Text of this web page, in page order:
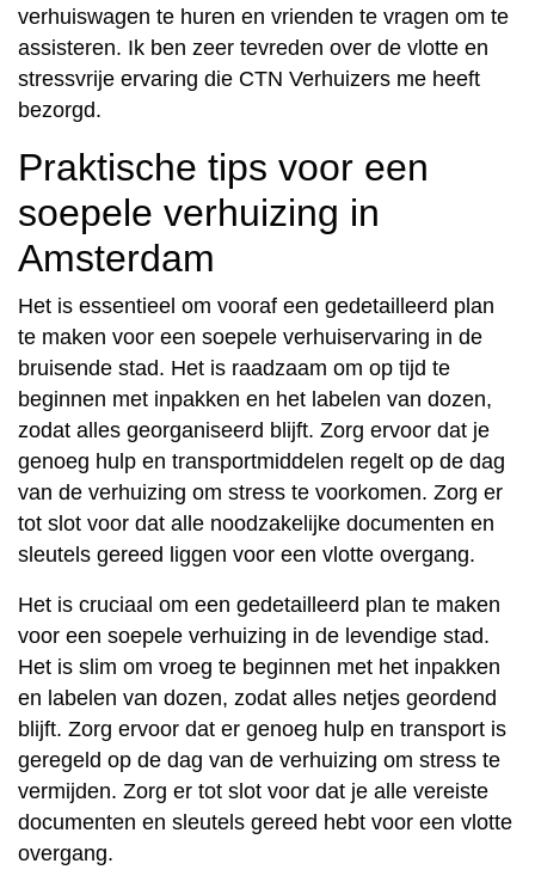
verhuiswagen te huren en vrienden te vragen om te
assisteren. Ik ben zeer tevreden over de vlotte en
stressvrije ervaring die CTN Verhuizers me heeft
bezorgd.
Praktische tips voor een
soepele verhuizing in
Amsterdam
Het is essentieel om vooraf een gedetailleerd plan
te maken voor een soepele verhuiservaring in de
bruisende stad. Het is raadzaam om op tijd te
beginnen met inpakken en het labelen van dozen,
zodat alles georganiseerd blijft. Zorg ervoor dat je
genoeg hulp en transportmiddelen regelt op de dag
van de verhuizing om stress te voorkomen. Zorg er
tot slot voor dat alle noodzakelijke documenten en
sleutels gereed liggen voor een vlotte overgang.
Het is cruciaal om een gedetailleerd plan te maken
voor een soepele verhuizing in de levendige stad.
Het is slim om vroeg te beginnen met het inpakken
en labelen van dozen, zodat alles netjes geordend
blijft. Zorg ervoor dat er genoeg hulp en transport is
geregeld op de dag van de verhuizing om stress te
vermijden. Zorg er tot slot voor dat je alle vereiste
documenten en sleutels gereed hebt voor een vlotte
overgang.